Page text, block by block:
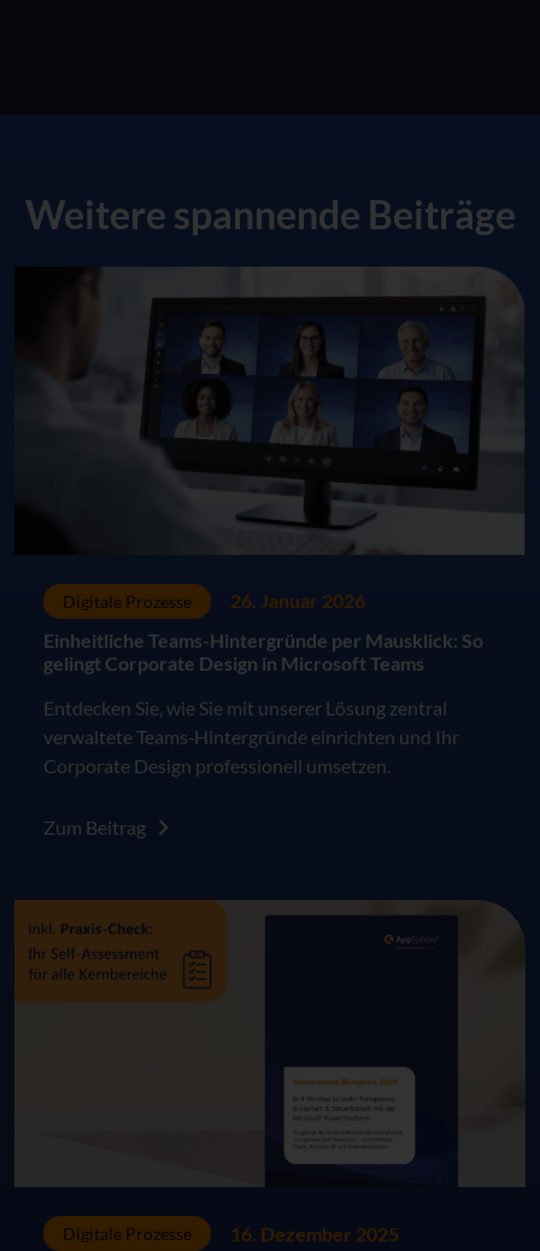
Weitere spannende Beiträge
Digitale Prozesse
26. Januar 2026
Einheitliche Teams-Hintergründe per Mausklick: So
gelingt Corporate Design in Microsoft Teams
Entdecken Sie, wie Sie mit unserer Lösung zentral
verwaltete Teams‑Hintergründe einrichten und Ihr
Corporate Design professionell umsetzen.
Zum Beitrag
Digitale Prozesse
16. Dezember 2025